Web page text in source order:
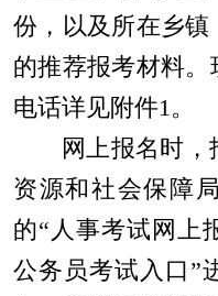
份，以及所在乡
的推荐报考材料
电话详见附件1。
网上报名时
资源和社会保障
的“ 人事考试网上
公务员考试入口 ”